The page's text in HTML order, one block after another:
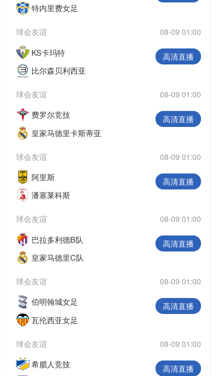
特内里费女足
球会友谊
08-09 01:00
KS卡玛特
比尔森贝利西亚
高清直播
球会友谊
08-09 01:00
费罗尔竞技
皇家马德里卡斯蒂亚
高清直播
球会友谊
08-09 01:00
阿里斯
潘塞莱科斯
高清直播
球会友谊
08-09 01:00
巴拉多利德B队
皇家马德里C队
高清直播
球会友谊
08-09 01:00
伯明翰城女足
瓦伦西亚女足
高清直播
球会友谊
08-09 01:00
希腊人竞技
高清直播